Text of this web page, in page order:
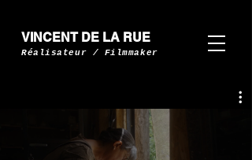
VINCENT DE LA RUE
Réalisateur / Filmmaker